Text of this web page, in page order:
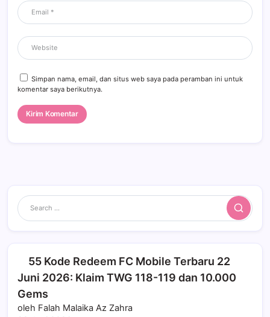
Simpan nama, email, dan situs web saya pada peramban ini untuk
komentar saya berikutnya.
Search
55 Kode Redeem FC Mobile Terbaru 22
Juni 2026: Klaim TWG 118-119 dan 10.000
Gems
oleh Falah Malaika Az Zahra